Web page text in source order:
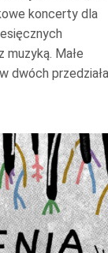
koncerty dla
muzyką. Małe
dwóch